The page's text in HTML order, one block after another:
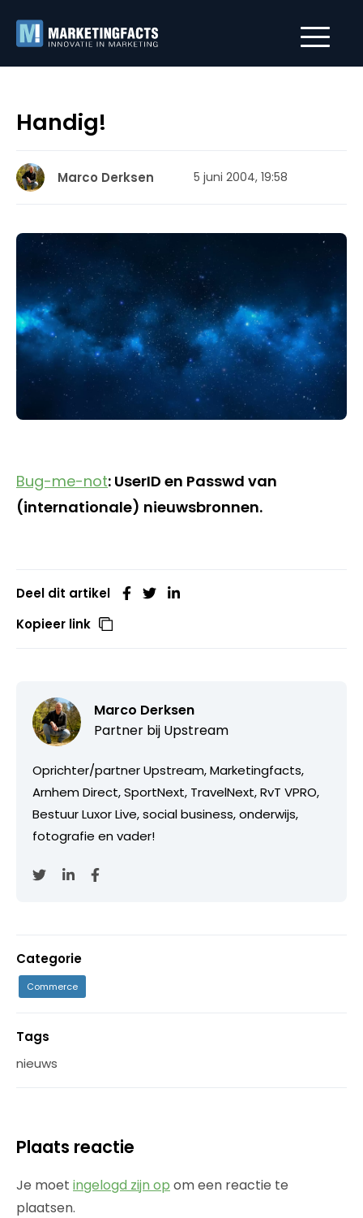
Handig!
Marco Derksen 5 juni 2004, 19:58
Bug-me-not: UserID en Passwd van
(internationale) nieuwsbronnen.
Deel dit artikel
Kopieer link
Marco Derksen
Partner bij Upstream
Oprichter/partner Upstream, Marketingfacts,
Arnhem Direct, SportNext, TravelNext, RvT VPRO,
Bestuur Luxor Live, social business, onderwijs,
fotografie en vader!
Categorie
Commerce
Tags
nieuws
Plaats reactie
Je moet ingelogd zijn op om een reactie te
plaatsen.